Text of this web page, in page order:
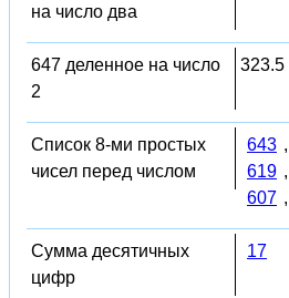
на число два
647 деленное на число
2
323.5
Список 8-ми простых
чисел перед числом
643 ,
619 ,
607 ,
Сумма десятичных
цифр
17